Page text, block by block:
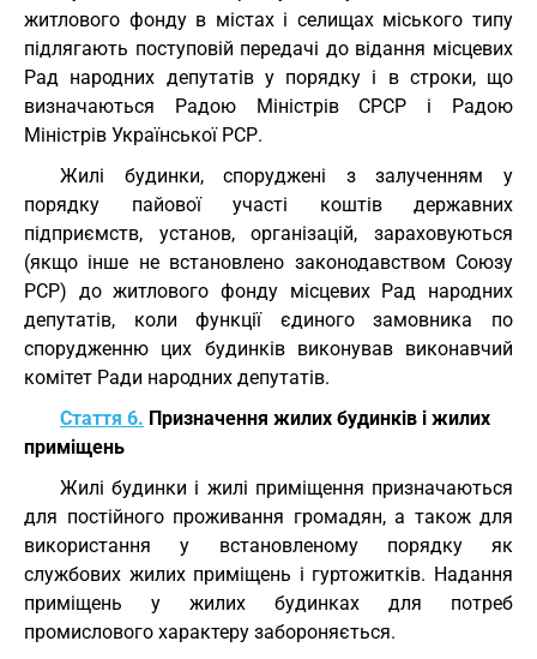
житлового фонду в містах і селищах міського типу
підлягають поступовій передачі до відання місцевих
Рад народних депутатів у порядку і в строки, що
визначаються Радою Міністрів СРСР і Радою
Міністрів Української РСР.
Жилі будинки, споруджені з залученням у
порядку пайової участі коштів державних
підприємств, установ, організацій, зараховуються
(якщо інше не встановлено законодавством Союзу
РСР) до житлового фонду місцевих Рад народних
депутатів, коли функції єдиного замовника по
спорудженню цих будинків виконував виконавчий
комітет Ради народних депутатів.
Стаття 6. Призначення жилих будинків і жилих
приміщень
Жилі будинки і жилі приміщення призначаються
для постійного проживання громадян, а також для
використання у встановленому порядку як
службових жилих приміщень і гуртожитків. Надання
приміщень у жилих будинках для потреб
промислового характеру забороняється.